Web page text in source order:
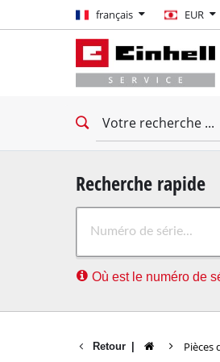
français
français EUR
EUR
GBP
CZK
Recherche rapide
Où est le numéro de
Retour Pièces